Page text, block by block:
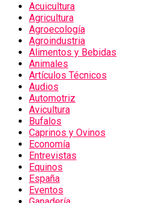
Acuicultura
Agricultura
Agroecología
Agroindustria
Alimentos y Bebidas
Animales
Artículos Técnicos
Audios
Automotriz
Avicultura
Bufalos
Caprinos y Ovinos
Economía
Entrevistas
Equinos
España
Eventos